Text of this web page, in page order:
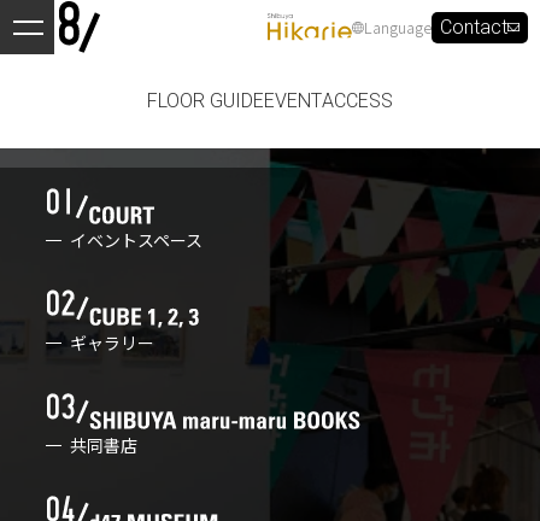
Language Contact
FLOOR GUIDEEVENTACCESS
イベントスペース
ギャラリー
共同書店